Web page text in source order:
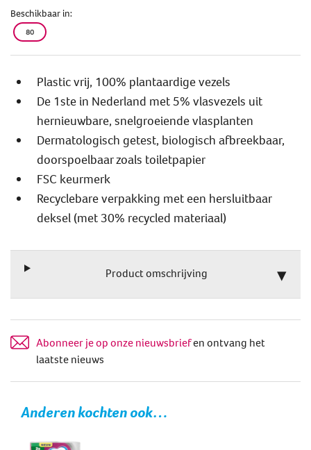
Beschikbaar in:
80
Plastic vrij, 100% plantaardige vezels
De 1ste in Nederland met 5% vlasvezels uit
hernieuwbare, snelgroeiende vlasplanten
Dermatologisch getest, biologisch afbreekbaar,
doorspoelbaar zoals toiletpapier
FSC keurmerk
Recyclebare verpakking met een hersluitbaar
deksel (met 30% recycled materiaal)
Product omschrijving
Abonneer je op onze nieuwsbriefen ontvang het
laatste nieuws
Anderen kochten ook…